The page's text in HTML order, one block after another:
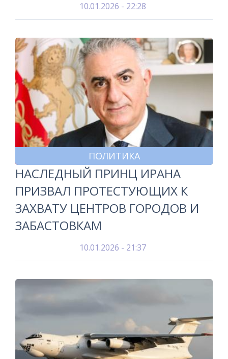
10.01.2026 - 22:28
ПОЛИТИКА
НАСЛЕДНЫЙ ПРИНЦ ИРАНА
ПРИЗВАЛ ПРОТЕСТУЮЩИХ К
ЗАХВАТУ ЦЕНТРОВ ГОРОДОВ И
ЗАБАСТОВКАМ
10.01.2026 - 21:37